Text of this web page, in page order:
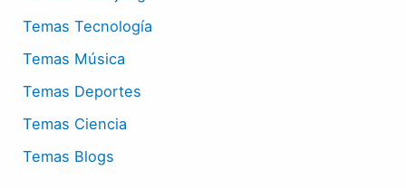
Temas Tecnología
Temas Música
Temas Deportes
Temas Ciencia
Temas Blogs